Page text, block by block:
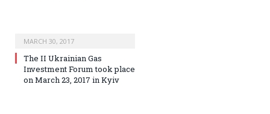
MARCH 30, 2017
The II Ukrainian Gas
Investment Forum took place
on March 23, 2017 in Kyiv